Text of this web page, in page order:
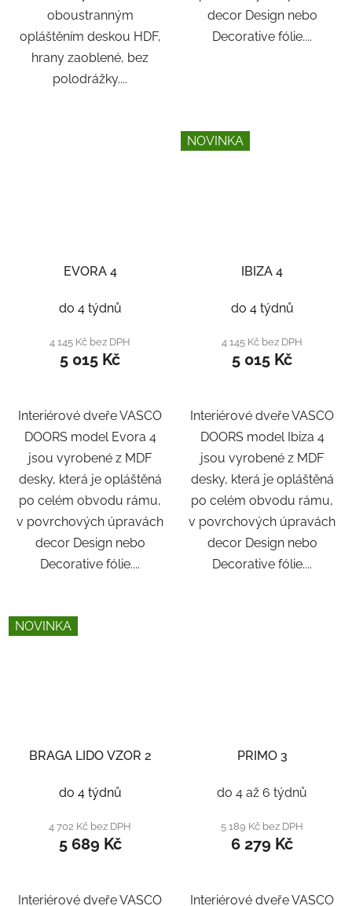
oboustranným
opláštěním deskou HDF,
hrany zaoblené, bez
polodrážky....
decor Design nebo
Decorative fólie....
EVORA 4
do 4 týdnů
4 145 Kč bez DPH
5 015 Kč
Interiérové dveře VASCO
DOORS model Evora 4
jsou vyrobené z MDF
desky, která je opláštěná
po celém obvodu rámu,
v povrchových úpravách
decor Design nebo
Decorative fólie....
NOVINKA
IBIZA 4
do 4 týdnů
4 145 Kč bez DPH
5 015 Kč
Interiérové dveře VASCO
DOORS model Ibiza 4
jsou vyrobené z MDF
desky, která je opláštěná
po celém obvodu rámu,
v povrchových úpravách
decor Design nebo
Decorative fólie....
NOVINKA
BRAGA LIDO VZOR 2
do 4 týdnů
4 702 Kč bez DPH
5 689 Kč
Interiérové dveře VASCO
PRIMO 3
do 4 až 6 týdnů
5 189 Kč bez DPH
6 279 Kč
Interiérové dveře VASCO